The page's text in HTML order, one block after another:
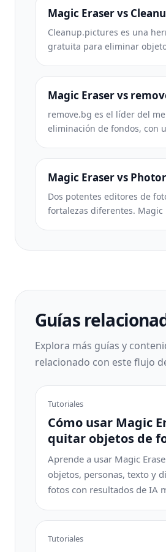
sin instalación. Compara
precios y facilidad de uso.
Magic Eraser vs
Cleanup.pictures es una
gratuita para eliminar
herramientas de edición IA,
procesamiento avanzado.
comparación.
Magic Eraser vs
remove.bg es el líder del
eliminación de fondos, con
Figma. Magic Eraser ofrece
herramientas IA — desde
objetos y relleno generativo
IA y diseño — todo en un
Magic Eraser vs
Dos potentes editores de
fortalezas diferentes. Magic
destaca en fotografía de
Guías
Explora más guías y
relacionado con este flujo
Tutoriales
Cómo usar Magic
quitar objetos de
Aprende a usar Magic
objetos, personas, texto y
fotos con resultados de IA
Tutoriales